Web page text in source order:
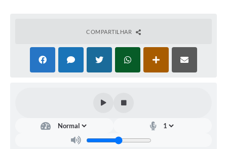
Licitações anteriores
Estatuto dos Servidores Municipais
COMPARTILHAR